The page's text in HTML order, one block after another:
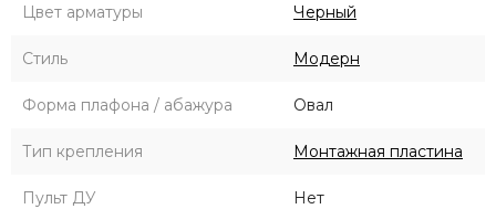
Цвет арматуры Черный
Стиль Модерн
Форма плафона / абажура Овал
Тип крепления Монтажная пластина
Пульт ДУ Нет